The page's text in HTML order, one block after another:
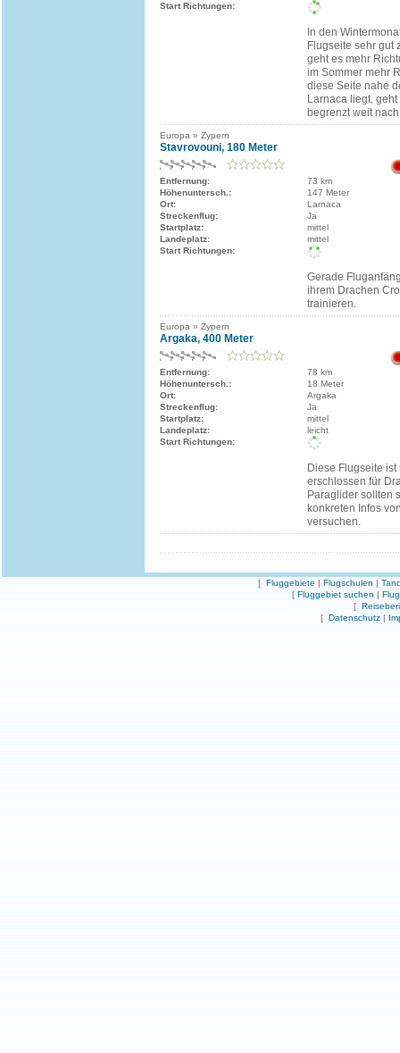
Start Richtungen:
In den
Flugseite sehr gut
geht es mehr
im Sommer mehr
diese Seite nahe
Larnaca liegt,
begrenzt weit
Europa » Zypern
Stavrovouni, 180 Meter
Entfernung:
73 km
Höhenuntersch.:
147 Meter
Ort:
Larnaca
Streckenflug:
Ja
Startplatz:
mittel
Landeplatz:
mittel
Start Richtungen:
Gerade
ihrem Drachen
trainieren.
Europa » Zypern
Argaka, 400 Meter
Entfernung:
78 km
Höhenuntersch.:
18 Meter
Ort:
Argaka
Streckenflug:
Ja
Startplatz:
mittel
Landeplatz:
leicht
Start Richtungen:
Diese Flugseite
erschlossen für
Paraglider sollten
konkreten Infos
versuchen.
[ Fluggebiete | Flugschulen |
[ Fluggebiet suchen |
[
[ Datenschutz |